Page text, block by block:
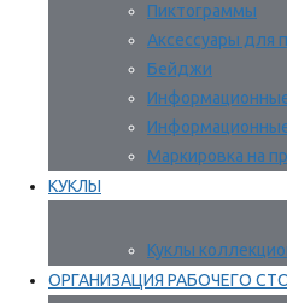
Пиктограммы
Аксессуары для
Бейджи
Маркировка на
КУКЛЫ
Куклы
ОРГАНИЗАЦИЯ РАБОЧЕГО